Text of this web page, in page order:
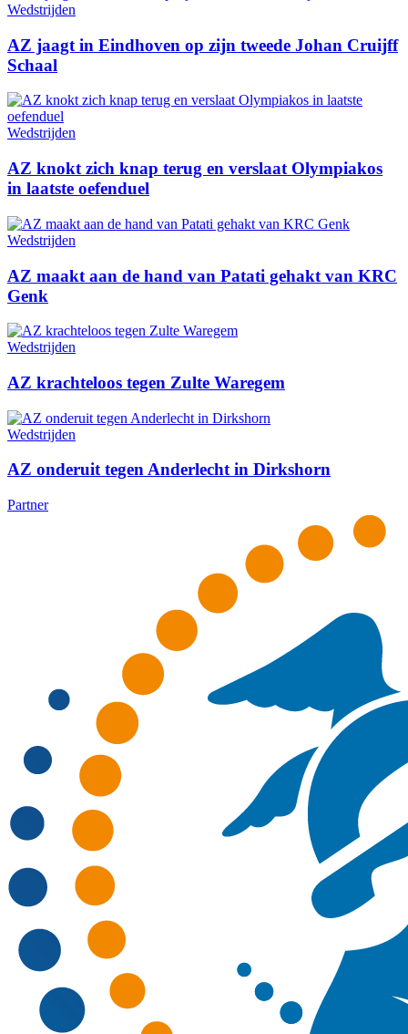
Wedstrijden
AZ jaagt in Eindhoven op zijn tweede Johan Cruijff
Schaal
Wedstrijden
AZ knokt zich knap terug en verslaat Olympiakos
in laatste oefenduel
Wedstrijden
AZ maakt aan de hand van Patati gehakt van KRC
Genk
Wedstrijden
AZ krachteloos tegen Zulte Waregem
Wedstrijden
AZ onderuit tegen Anderlecht in Dirkshorn
Partner